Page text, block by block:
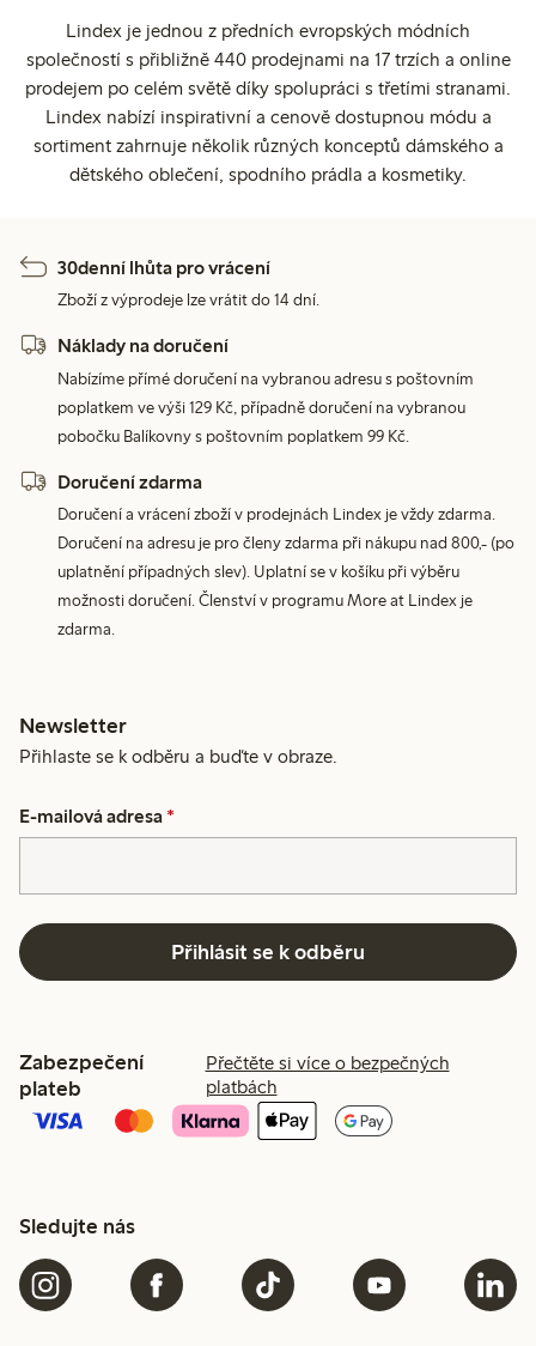
Lindex je jednou z předních evropských módních
společností s přibližně 440 prodejnami na 17 trzích a online
prodejem po celém světě díky spolupráci s třetími stranami.
Lindex nabízí inspirativní a cenově dostupnou módu a
sortiment zahrnuje několik různých konceptů dámského a
dětského oblečení, spodního prádla a kosmetiky.
30denní lhůta pro vrácení
Zboží z výprodeje lze vrátit do 14 dní.
Náklady na doručení
Nabízíme přímé doručení na vybranou adresu s poštovním
poplatkem ve výši 129 Kč, případně doručení na vybranou
pobočku Balíkovny s poštovním poplatkem 99 Kč.
Doručení zdarma
Doručení a vrácení zboží v prodejnách Lindex je vždy zdarma.
Doručení na adresu je pro členy zdarma při nákupu nad 800,- (po
uplatnění případných slev). Uplatní se v košíku při výběru
možnosti doručení. Členství v programu More at Lindex je
zdarma.
Newsletter
Přihlaste se k odběru a buďte v obraze.
E-mailová adresa *
Přihlásit se k odběru
Zabezpečení
plateb
Přečtěte si více o bezpečných
platbách
Sledujte nás